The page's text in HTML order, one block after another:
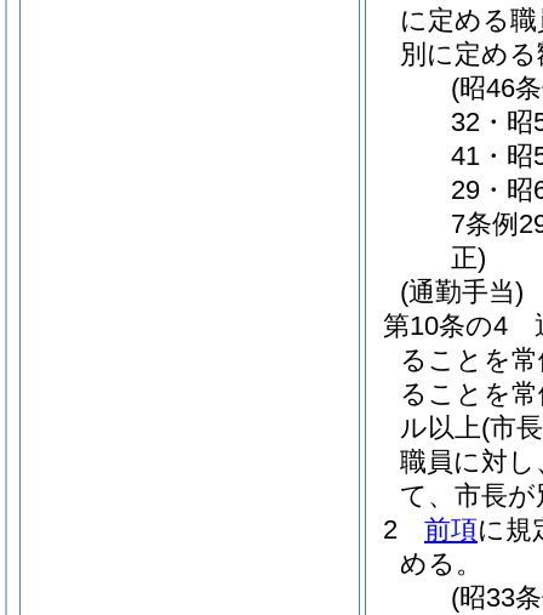
に定める
別に定め
(昭46
32・昭
41・昭
29・昭
7条例
正)
(通勤手当)
第10条の4
ることを
ることを
ル以上(市
職員に対
て、市長
2
前項に規
める。
(昭33